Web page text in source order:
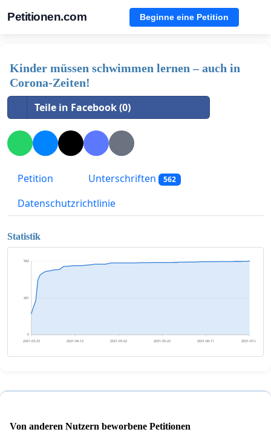
Petitionen.com Beginne eine Petition
Kinder müssen schwimmen lernen – auch in
Corona-Zeiten!
Teile in Facebook (0)
Petition Unterschriften 562
Datenschutzrichtlinie
Statistik
0
281
562
2021-03-23 2021-04-12 2021-05-02 2021-05-22 2021-06-11 2021-07-01
Von anderen Nutzern beworbene Petitionen